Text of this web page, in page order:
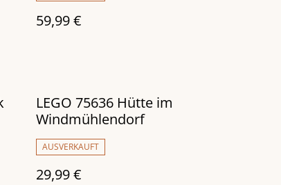
59,99 €
LEGO 75636 Hütte im
Windmühlendorf
AUSVERKAUFT
29,99 €